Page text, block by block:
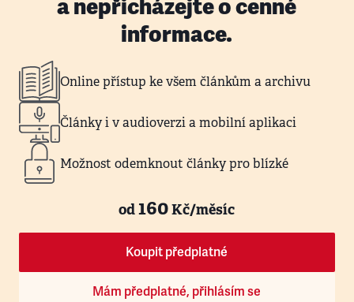
a nepřicházejte o cenné
informace.
Online přístup ke všem článkům a archivu
Články i v audioverzi a mobilní aplikaci
Možnost odemknout články pro blízké
od160Kč/měsíc
Koupit předplatné
Mám předplatné, přihlásím se